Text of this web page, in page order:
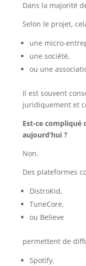
Dans la majorité
Selon le projet,
une micro-
une société,
ou une
Il est souvent
juridiquement et
Est-ce compliqué
aujourd’hui ?
Non.
Des plateformes
DistroKid,
TuneCore,
ou Believe
permettent de
Spotify,